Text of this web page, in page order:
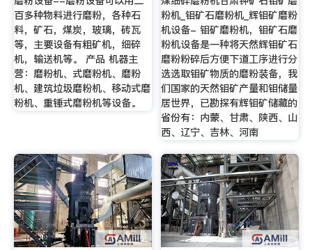
百多种物料进行磨粉，各种石
料，矿石，煤炭，玻璃，砖瓦
等，主要设备有粗矿机，细碎
机，输送机等。 产品 机器主
营：磨粉机、式磨粉机、磨粉
机、建筑垃圾磨粉机、移动式磨
粉机、重锤式磨粉机等设备。
粉机_钼矿石磨粉机_辉钼矿磨粉
机设备- 钼矿磨粉机，钼矿石磨
粉机设备是一种将天然辉钼矿石
磨粉粉碎后方便下道工序进行分
选选取钼矿物质的磨粉装备，我
们国家的天然钼矿产量和钼储量
居世界，已勘探有辉钼矿储藏的
省份有：内蒙、甘肃、陕西、山
西、辽宁、吉林、河南